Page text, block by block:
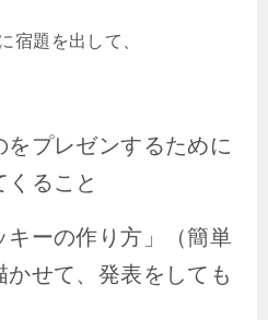
宿題を出して、
をプレゼンするために
ること
キーの作り方」（簡単
せて、発表をしても